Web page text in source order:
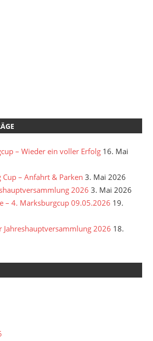
– Wieder ein voller Erfolg 16. Mai
– Anfahrt & Parken 3. Mai 2026
2026 3. Mai 2026
– 4. Marksburgcup 09.05.2026 19.
Jahreshauptversammlung 2026 18.